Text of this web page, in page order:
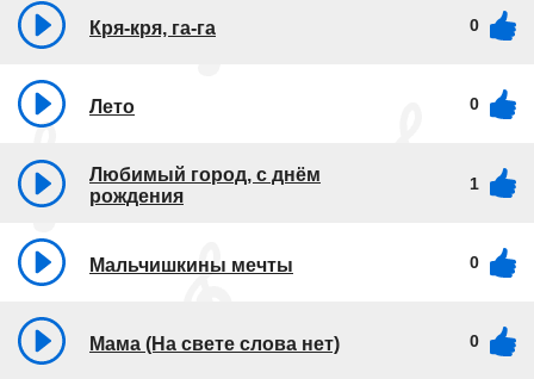
Кря-кря, га-га 0
Лето 0
Любимый город, с днём
рождения
1
Мальчишкины мечты 0
Мама (На свете слова нет) 0